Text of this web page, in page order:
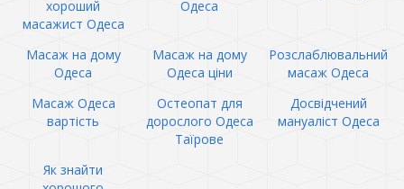
хороший
масажист Одеса
Одеса
Масаж на дому
Одеса
Масаж на дому
Одеса ціни
Розслаблювальний
масаж Одеса
Масаж Одеса
вартість
Остеопат для
дорослого Одеса
Таїрове
Досвідчений
мануаліст Одеса
Як знайти